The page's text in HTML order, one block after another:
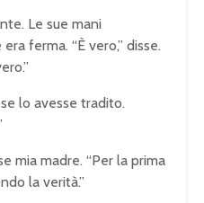
Le sue mani
ferma. “È vero,” disse.
lo avesse tradito.
mia madre. “Per la prima
la verità.”